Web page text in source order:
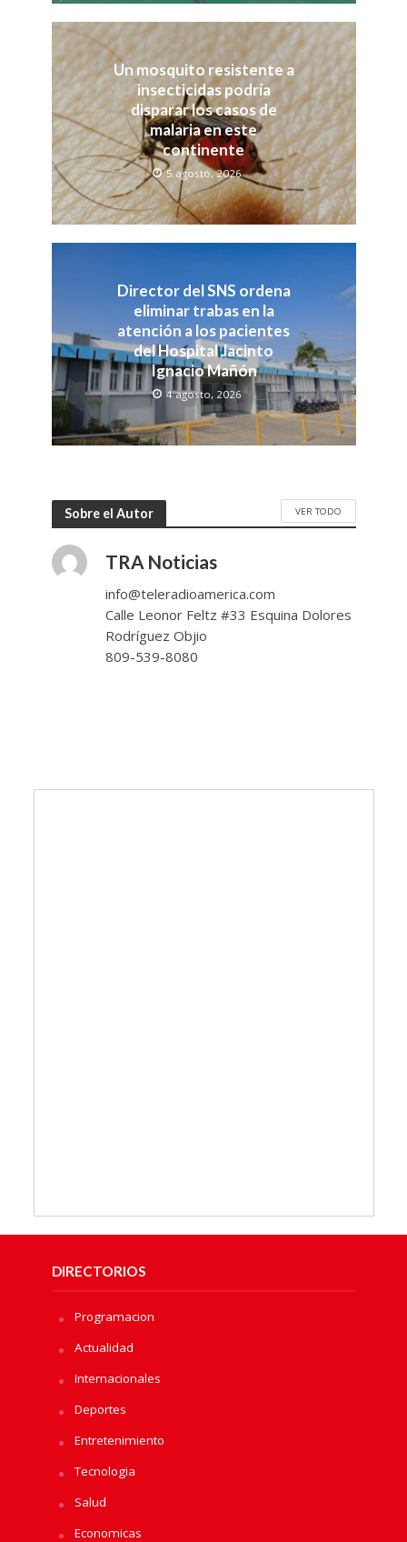
Un mosquito resistente a
insecticidas podría
disparar los casos de
malaria en este
continente
5 agosto, 2026
Director del SNS ordena
eliminar trabas en la
atención a los pacientes
del Hospital Jacinto
Ignacio Mañón
4 agosto, 2026
Sobre el Autor VER TODO
TRA Noticias
info@teleradioamerica.com
Calle Leonor Feltz #33 Esquina Dolores
Rodríguez Objio
809-539-8080
DIRECTORIOS
Programacion
Actualidad
Internacionales
Deportes
Entretenimiento
Tecnologia
Salud
Economicas